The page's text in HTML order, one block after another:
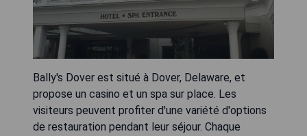
Bally's Dover est situé à Dover, Delaware, et
propose un casino et un spa sur place. Les
visiteurs peuvent profiter d'une variété d'options
de restauration pendant leur séjour. Chaque